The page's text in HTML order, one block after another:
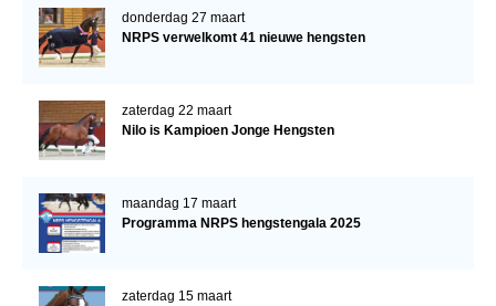
donderdag 27 maart
NRPS verwelkomt 41 nieuwe hengsten
zaterdag 22 maart
Nilo is Kampioen Jonge Hengsten
maandag 17 maart
Programma NRPS hengstengala 2025
zaterdag 15 maart